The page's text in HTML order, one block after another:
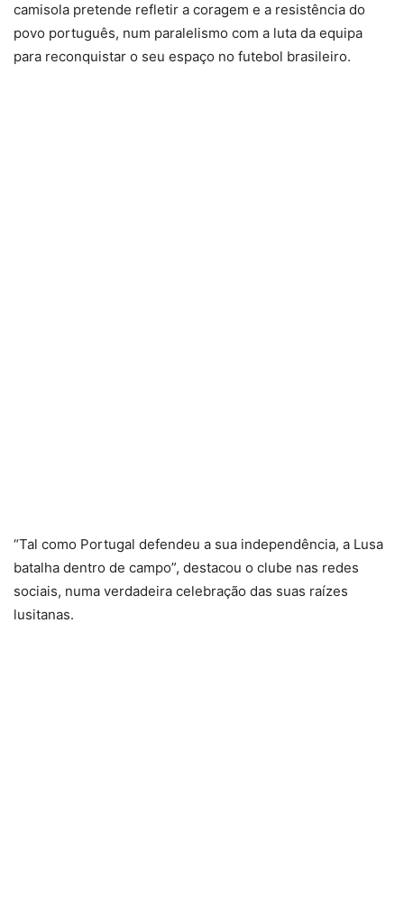
camisola pretende refletir a coragem e a resistência do
povo português, num paralelismo com a luta da equipa
para reconquistar o seu espaço no futebol brasileiro.
“Tal como Portugal defendeu a sua independência, a Lusa
batalha dentro de campo”, destacou o clube nas redes
sociais, numa verdadeira celebração das suas raízes
lusitanas.